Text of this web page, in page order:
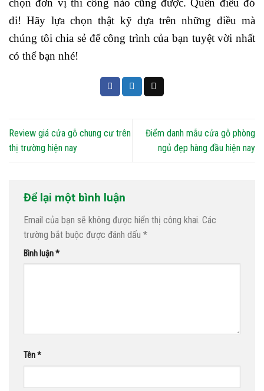
đi! Hãy lựa chọn thật kỹ dựa trên những điều mà
chúng tôi chia sẻ để công trình của bạn tuyệt vời nhất
có thể bạn nhé!
Review giá cửa gỗ chung cư trên
thị trường hiện nay
Điểm danh mẫu cửa gỗ phòng
ngủ đẹp hàng đầu hiện nay
Để lại một bình luận
Email của bạn sẽ không được hiển thị công khai. Các
trường bắt buộc được đánh dấu *
Bình luận*
Tên*